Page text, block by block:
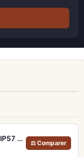
Apple AirPods Pro 3 – ANC 2x, Cardio et IP57 pour Écosystème iOS
⚖ Comparer